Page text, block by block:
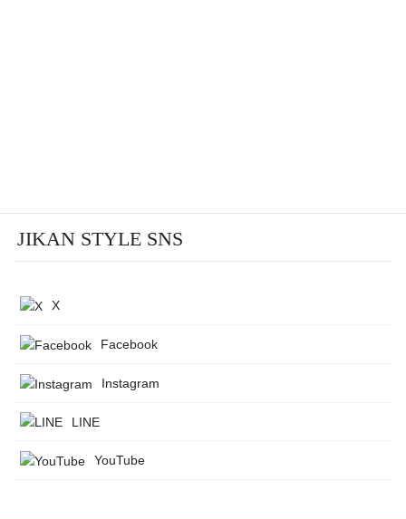
JIKAN STYLE SNS
X
Facebook
Instagram
LINE
YouTube